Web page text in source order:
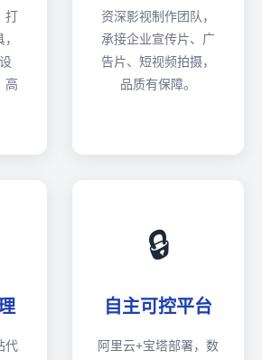
打
高
资深影视制作团队，
承接企业宣传片、广
告片、短视频拍摄，
品质有保障。
代
🔒
自主可控平台
阿里云+宝塔部署，数